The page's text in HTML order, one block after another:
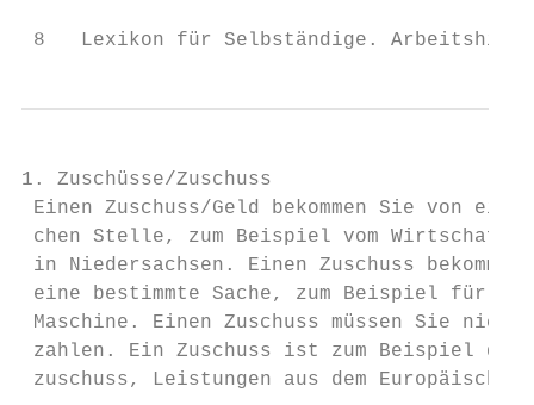
8   Lexikon für Selbständige. Arbeitshilfe
1. Zuschüsse/Zuschuss
Einen Zuschuss/Geld bekommen Sie von
chen Stelle, zum Beispiel vom
in Niedersachsen. Einen Zuschuss
eine bestimmte Sache, zum Beispiel für
Maschine. Einen Zuschuss müssen Sie
zahlen. Ein Zuschuss ist zum Beispiel der
zuschuss, Leistungen aus dem